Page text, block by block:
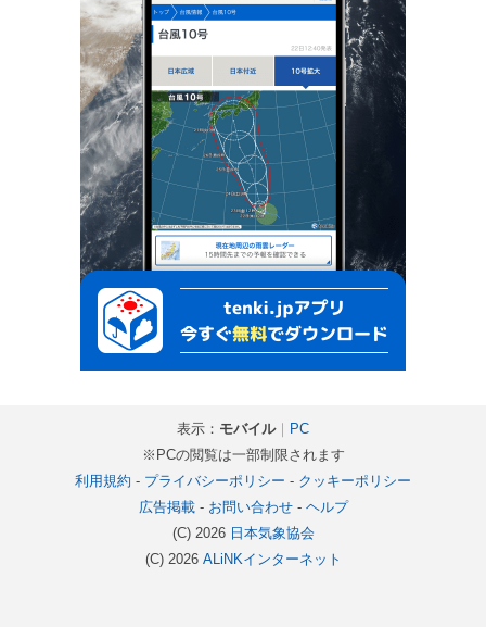
表示： モバイル｜ PC
※PCの閲覧は一部制限されます
利用規約 - プライバシーポリシー - クッキーポリシー
広告掲載- お問い合わせ- ヘルプ
(C) 2026 日本気象協会
(C) 2026 ALiNKインターネット